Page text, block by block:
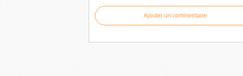
Ajouter un commentaire